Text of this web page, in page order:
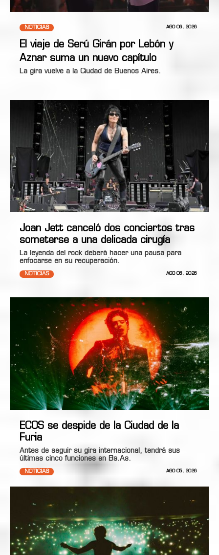
NOTICIAS AGO 06, 2026
El viaje de Serú Girán por Lebón y
Aznar suma un nuevo capítulo
La gira vuelve a la Ciudad de Buenos Aires.
Joan Jett canceló dos conciertos tras
someterse a una delicada cirugía
La leyenda del rock deberá hacer una pausa para
enfocarse en su recuperación.
NOTICIAS AGO 06, 2026
ECOS se despide de la Ciudad de la
Furia
Antes de seguir su gira internacional, tendrá sus
últimas cinco funciones en Bs.As.
NOTICIAS AGO 05, 2026